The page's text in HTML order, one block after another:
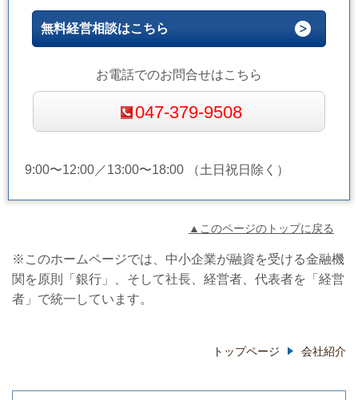
無料経営相談はこちら
お電話でのお問合せはこちら
047-379-9508
9:00〜12:00／13:00〜18:00 （土日祝日除く）
▲このページのトップに戻る
※このホームページでは、中小企業が融資を受ける金融機
関を原則「銀行」、そして社長、経営者、代表者を「経営
者」で統一しています。
トップページ 会社紹介